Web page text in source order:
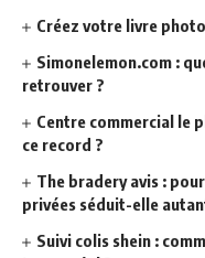
Créez votre livre
Simonelemon.com :
retrouver ?
Centre commercial le
ce record ?
The bradery avis :
privées séduit-elle
Suivi colis shein :